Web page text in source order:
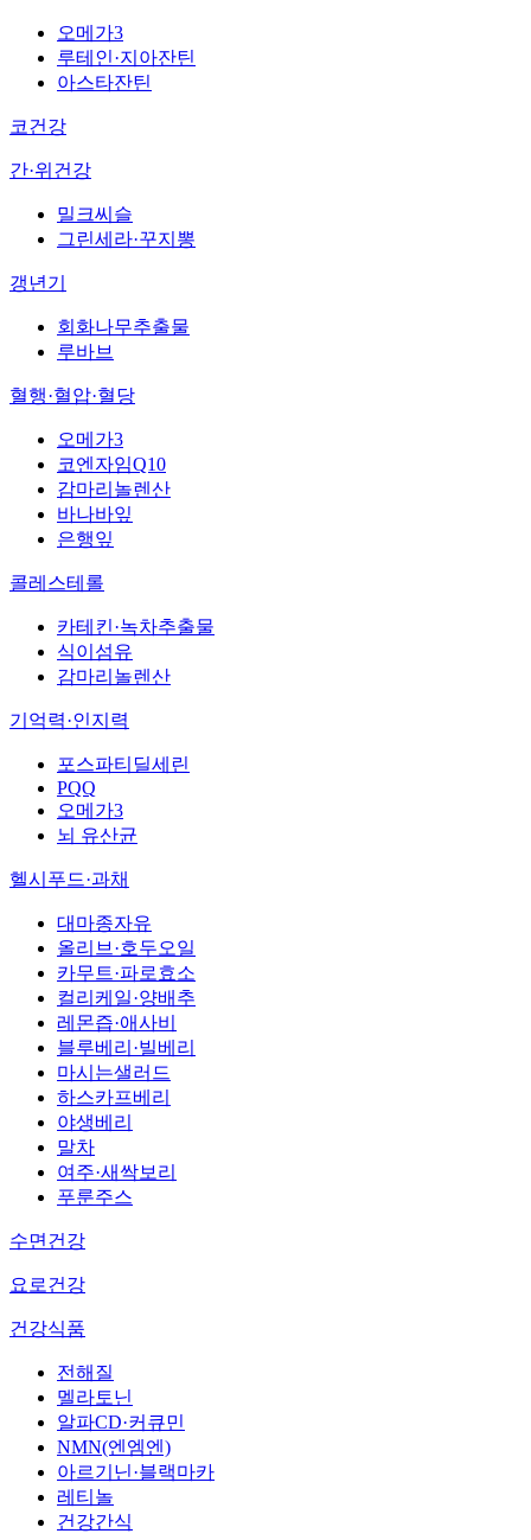
오메가3
루테인·지아잔틴
아스타잔틴
코건강
간·위건강
밀크씨슬
그린세라·꾸지뽕
갱년기
회화나무추출물
루바브
혈행·혈압·혈당
오메가3
코엔자임Q10
감마리놀렌산
바나바잎
은행잎
콜레스테롤
카테킨·녹차추출물
식이섬유
감마리놀렌산
기억력·인지력
포스파티딜세린
PQQ
오메가3
뇌 유산균
헬시푸드·과채
대마종자유
올리브·호두오일
카무트·파로효소
컬리케일·양배추
레몬즙·애사비
블루베리·빌베리
마시는샐러드
하스카프베리
야생베리
말차
여주·새싹보리
푸룬주스
수면건강
요로건강
건강식품
전해질
멜라토닌
알파CD·커큐민
NMN(엔엠엔)
아르기닌·블랙마카
레티놀
건강간식